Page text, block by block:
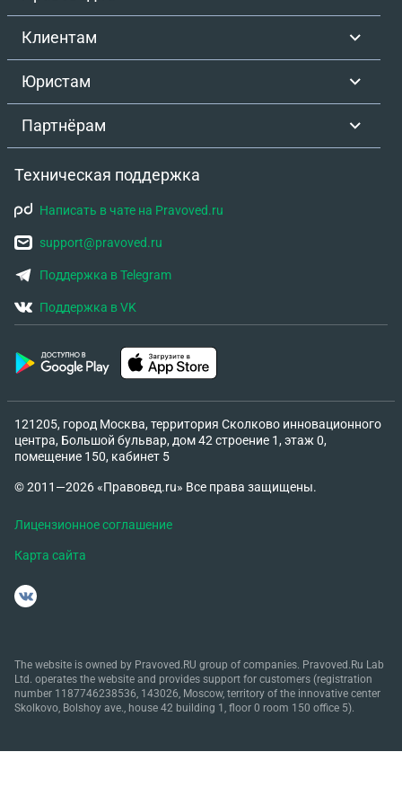
Клиентам
Юристам
Партнёрам
Техническая поддержка
Написать в чате на Pravoved.ru
support@pravoved.ru
Поддержка в Telegram
Поддержка в VK
121205, город Москва, территория Сколково инновационного
центра, Большой бульвар, дом 42 строение 1, этаж 0,
помещение 150, кабинет 5
© 2011—2026 «Правовед.ru» Все права защищены.
Лицензионное соглашение
Карта сайта
The website is owned by Pravoved.RU group of companies. Pravoved.Ru Lab
Ltd. operates the website and provides support for customers (registration
number 1187746238536, 143026, Moscow, territory of the innovative center
Skolkovo, Bolshoy ave., house 42 building 1, floor 0 room 150 office 5).